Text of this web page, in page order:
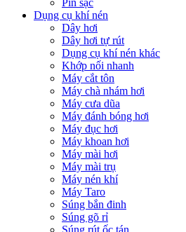
Dụng cụ khí nén
Dây hơi
Dây hơi tự rút
Dụng cụ khí nén khác
Khớp nối nhanh
Máy cắt tôn
Máy chà nhám hơi
Máy cưa dũa
Máy đánh bóng hơi
Máy đục hơi
Máy khoan hơi
Máy mài hơi
Máy mài trụ
Máy nén khí
Máy Taro
Súng bắn đinh
Súng gõ rỉ
Súng rút ốc tán